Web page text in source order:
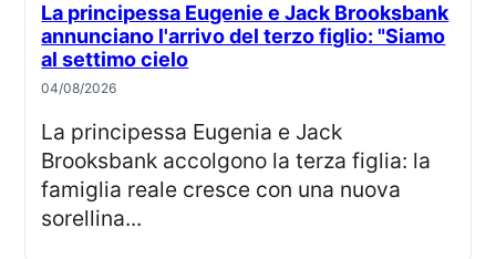
La principessa Eugenie e Jack Brooksbank
annunciano l'arrivo del terzo figlio: "Siamo
al settimo cielo
04/08/2026
La principessa Eugenia e Jack
Brooksbank accolgono la terza figlia: la
famiglia reale cresce con una nuova
sorellina...